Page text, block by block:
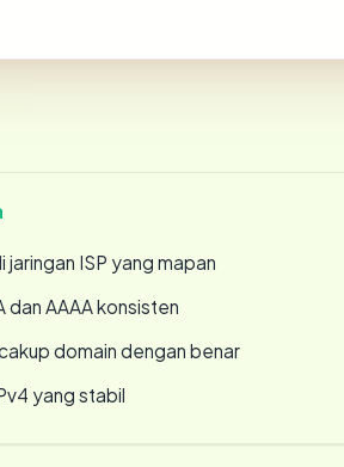
jaringan ISP yang mapan
dan AAAA konsisten
domain dengan benar
yang stabil